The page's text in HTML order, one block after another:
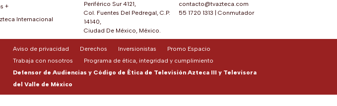
+
Internacional
Periférico Sur 4121,
Col. Fuentes Del Pedregal, C.P.
14140,
Ciudad De México, México.
contacto@tvazteca.com
55 1720 1313
Conmutador
Aviso de privacidad Derechos Inversionistas
Promo Espacio
Trabaja con nosotros
Programa de ética, integridad y cumplimiento
Defensor de Audiencias y Código de Ética de Televisión Azteca III y Televisora
del Valle de México